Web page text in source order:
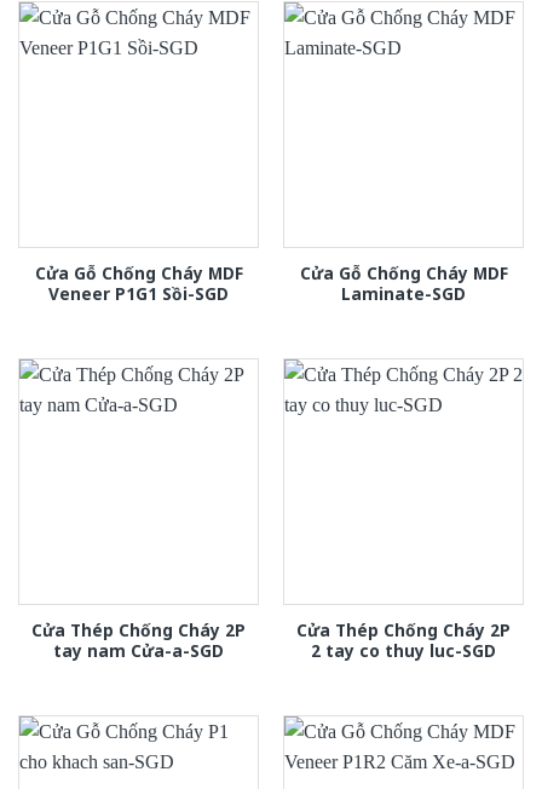
Cửa Gỗ Chống Cháy MDF
Veneer P1G1 Sồi-SGD
Cửa Gỗ Chống Cháy MDF
Laminate-SGD
Cửa Thép Chống Cháy 2P
tay nam Cửa-a-SGD
Cửa Thép Chống Cháy 2P
2 tay co thuy luc-SGD